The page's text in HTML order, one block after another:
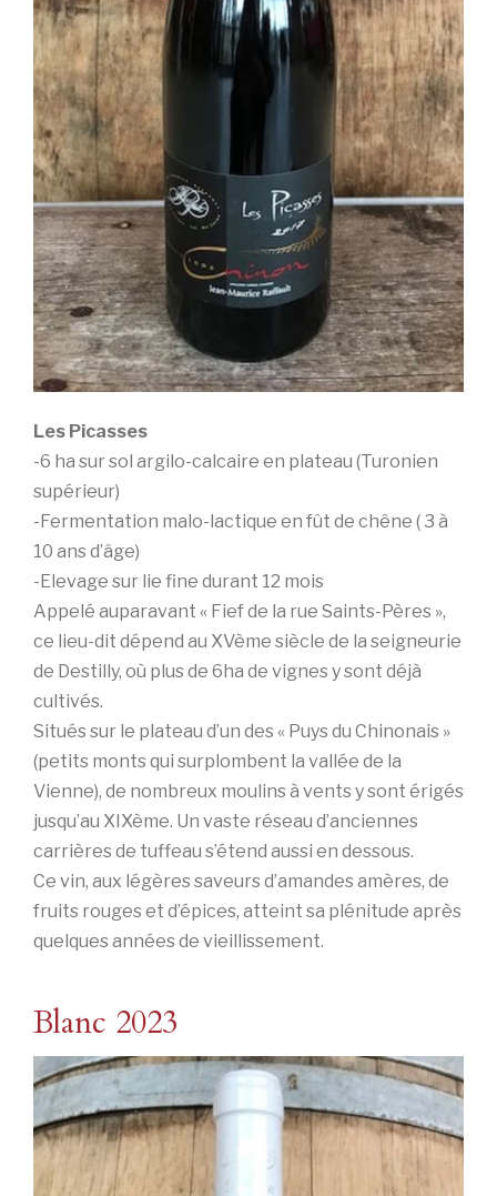
Les Picasses
-6 ha sur sol argilo-calcaire en plateau (Turonien
supérieur)
-Fermentation malo-lactique en fût de chêne ( 3 à
10 ans d’âge)
-Elevage sur lie fine durant 12 mois
Appelé auparavant « Fief de la rue Saints-Pères »,
ce lieu-dit dépend au XVème siècle de la seigneurie
de Destilly, où plus de 6ha de vignes y sont déjà
cultivés.
Situés sur le plateau d’un des « Puys du Chinonais »
(petits monts qui surplombent la vallée de la
Vienne), de nombreux moulins à vents y sont érigés
jusqu’au XIXème. Un vaste réseau d’anciennes
carrières de tuffeau s’étend aussi en dessous.
Ce vin, aux légères saveurs d’amandes amères, de
fruits rouges et d’épices, atteint sa plénitude après
quelques années de vieillissement.
Blanc 2023